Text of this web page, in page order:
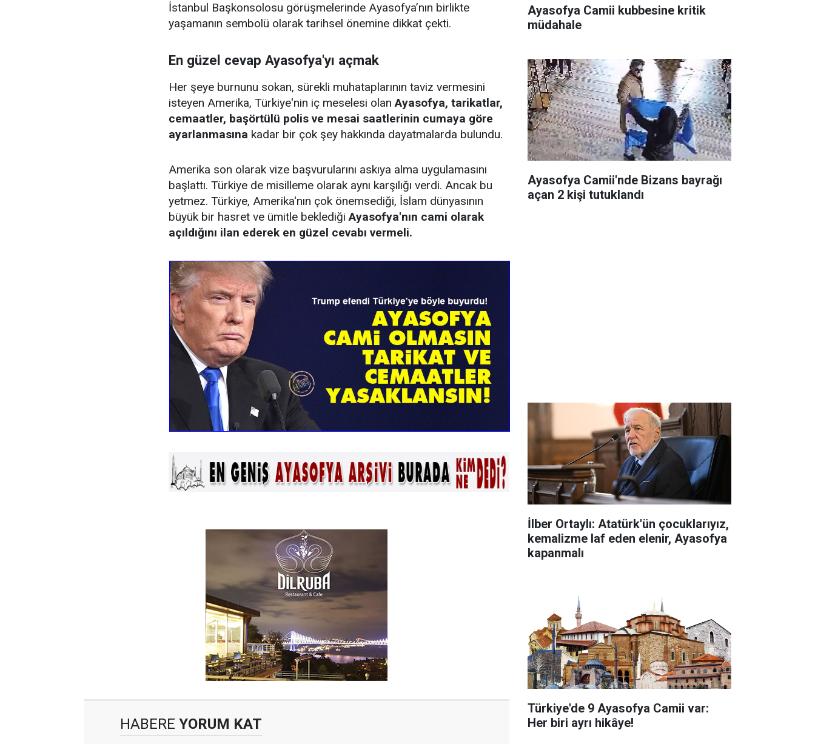
İstanbul Başkonsolosu görüşmelerinde Ayasofya’nın birlikte
yaşamanın sembolü olarak tarihsel önemine dikkat çekti.
En güzel cevap Ayasofya'yı açmak
Her şeye burnunu sokan, sürekli muhataplarının taviz vermesini
isteyen Amerika, Türkiye'nin iç meselesi olanAyasofya, tarikatlar,
cemaatler, başörtülü polis ve mesai saatlerinin cumaya göre
ayarlanmasına kadar bir çok şey hakkında dayatmalarda bulundu.
Amerika son olarak vize başvurularını askıya alma uygulamasını
başlattı. Türkiye de misilleme olarak aynı karşılığı verdi. Ancak bu
yetmez. Türkiye, Amerika'nın çok önemsediği, İslam dünyasının
büyük bir hasret ve ümitle beklediğiAyasofya'nın cami olarak
açıldığını ilan ederek en güzel cevabı vermeli.
HABERE YORUM KAT
Ayasofya Camii kubbesine kritik
müdahale
Ayasofya Camii'nde Bizans bayrağı
açan 2 kişi tutuklandı
İlber Ortaylı: Atatürk'ün çocuklarıyız,
kemalizme laf eden elenir, Ayasofya
kapanmalı
Türkiye'de 9 Ayasofya Camii var:
Her biri ayrı hikâye!